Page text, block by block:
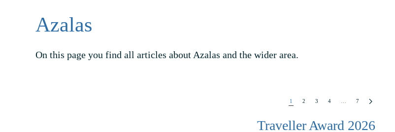
Azalas
On this page you find all articles about Azalas and the wider area.
1 2 3 4 7
Traveller Award 2026